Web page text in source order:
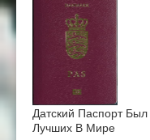
Датский Паспорт
Лучших В Мире